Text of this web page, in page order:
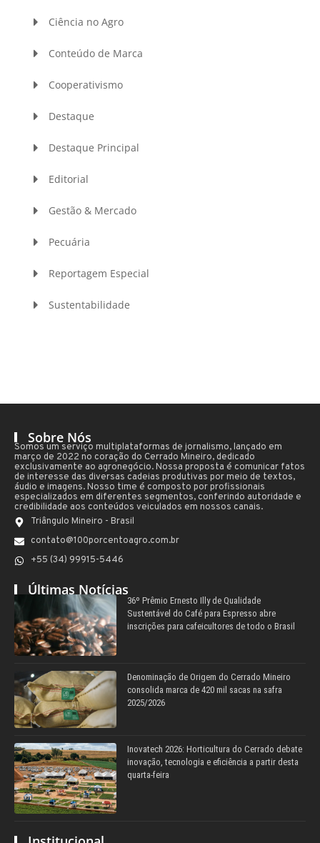
Ciência no Agro
Conteúdo de Marca
Cooperativismo
Destaque
Destaque Principal
Editorial
Gestão & Mercado
Pecuária
Reportagem Especial
Sustentabilidade
Sobre Nós
Somos um serviço multiplataformas de jornalismo, lançado em
março de 2022 no coração do Cerrado Mineiro, dedicado
exclusivamente ao agronegócio. Nossa proposta é comunicar fatos
de interesse das diversas cadeias produtivas por meio de textos,
áudio e imagens. Nosso time é composto por profissionais
especializados em diferentes segmentos, conferindo autoridade e
credibilidade aos conteúdos veiculados em nossos canais.
Triângulo Mineiro - Brasil
contato@100porcentoagro.com.br
+55 (34) 99915-5446
Últimas Notícias
36º Prêmio Ernesto Illy de Qualidade
Sustentável do Café para Espresso abre
inscrições para cafeicultores de todo o Brasil
Denominação de Origem do Cerrado Mineiro
consolida marca de 420 mil sacas na safra
2025/2026
Inovatech 2026: Horticultura do Cerrado debate
inovação, tecnologia e eficiência a partir desta
quarta-feira